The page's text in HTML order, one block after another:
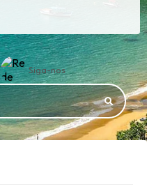
Siga-nos